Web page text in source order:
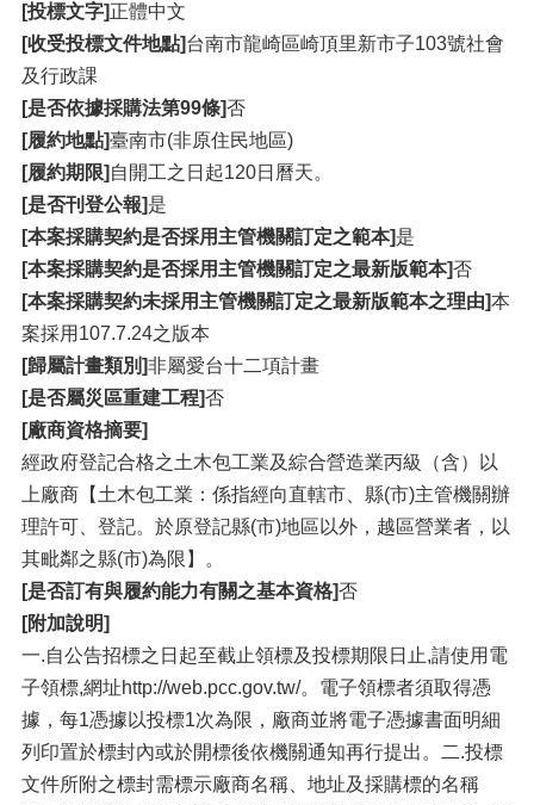
[投標文字]正體中文
[收受投標文件地點]台南市龍崎區崎頂里新市子103號社會
及行政課
[是否依據採購法第99條]否
[履約地點]臺南市(非原住民地區)
[履約期限] 自開工之日起120日曆天。
[是否刊登公報]是
[本案採購契約是否採用主管機關訂定之範本]是
[本案採購契約是否採用主管機關訂定之最新版範本]否
[本案採購契約未採用主管機關訂定之最新版範本之理由]本
案採用107.7.24之版本
[歸屬計畫類別]非屬愛台十二項計畫
[是否屬災區重建工程]否
[廠商資格摘要]
經政府登記合格之土木包工業及綜合營造業丙級（含）以
上廠商【土木包工業：係指經向直轄市、縣(市)主管機關辦
理許可、登記。於原登記縣(市)地區以外，越區營業者，以
其毗鄰之縣(市)為限】。
[是否訂有與履約能力有關之基本資格]否
[附加說明]
一.自公告招標之日起至截止領標及投標期限日止,請使用電
子領標,網址http://web.pcc.gov.tw/。電子領標者須取得憑
據，每1憑據以投標1次為限，廠商並將電子憑據書面明細
列印置於標封內或於開標後依機關通知再行提出。二.投標
文件所附之標封需標示廠商名稱、地址及採購標的名稱